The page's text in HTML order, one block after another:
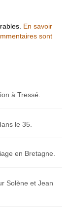
En savoir
sont
à Tressé.
le 35.
en Bretagne.
Solène et Jean